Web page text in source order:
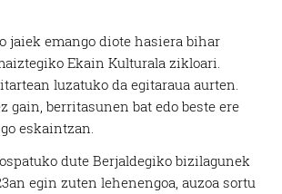
jaiek emango diote hasiera bihar
Ekain Kulturala zikloari.
luzatuko da egitaraua aurten.
gain, berritasunen bat edo beste ere
eskaintzan.
dute Berjaldegiko bizilagunek
egin zuten lehenengoa, auzoa sortu